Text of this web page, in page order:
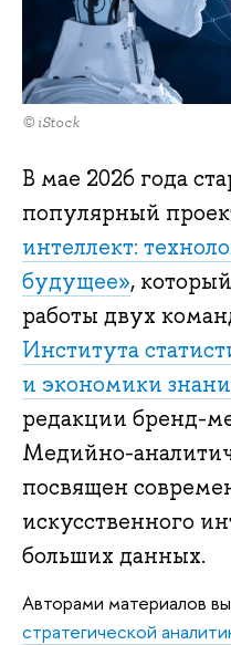
© iStock
В мае 2026 года
популярный
интеллект:
будущее»,
работы двух
Института
и экономики
редакции бренд-
Медийно-
посвящен
искусственного
больших данных.
Авторами материалов
стратегической